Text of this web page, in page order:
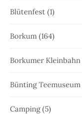
Blütenfest (1)
Borkum (164)
Borkumer Kleinbahn
Bünting Teemuseum
Camping(5)